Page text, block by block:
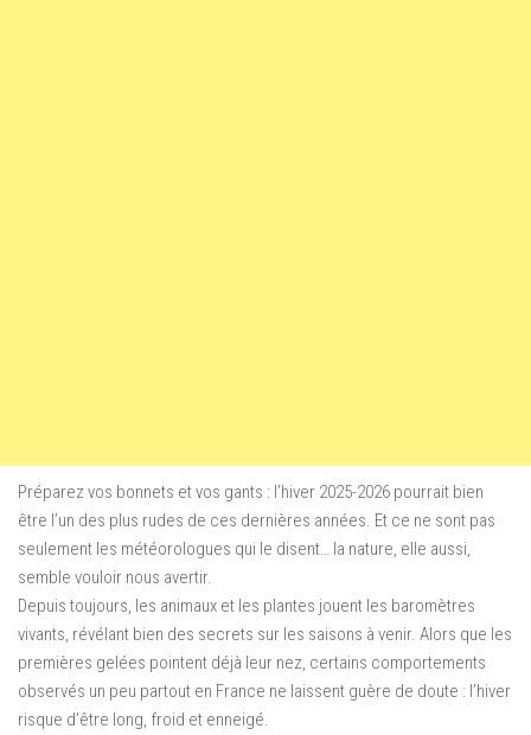
Préparez vos bonnets et vos gants : l’hiver 2025-2026 pourrait bien
être l’un des plus rudes de ces dernières années. Et ce ne sont pas
seulement les météorologues qui le disent… la nature, elle aussi,
semble vouloir nous avertir.
Depuis toujours, les animaux et les plantes jouent les baromètres
vivants, révélant bien des secrets sur les saisons à venir. Alors que les
premières gelées pointent déjà leur nez, certains comportements
observés un peu partout en France ne laissent guère de doute : l’hiver
risque d’être long, froid et enneigé.